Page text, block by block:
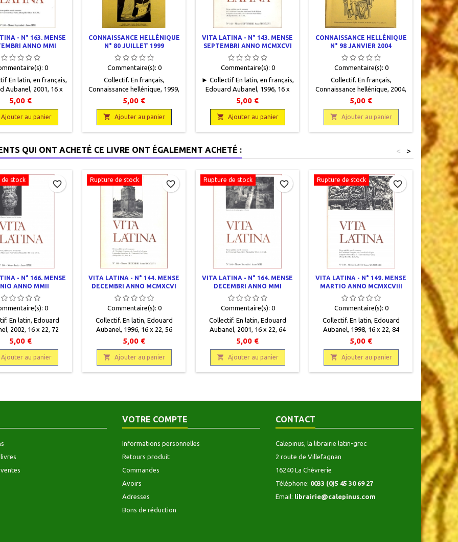
- N° 163. MENSE
ANNO MMI
0
En latin, en français,
Aubanel, 2001, 16 x
56 pages, agrafé,
état.
5,00 €
Ajouter au panier
CONNAISSANCE HELLÉNIQUE
N° 80 JUILLET 1999
Commentaire(s): 0
Collectif. En français,
Connaissance hellénique, 1999,
17 x 24, 80 pages, dos carré
collé, occasion. Bon état.
5,00 €
 Ajouter au panier
VITA LATINA - N° 143. MENSE
SEPTEMBRI ANNO MCMXCVI
Commentaire(s): 0
► Collectif En latin, en français,
Edouard Aubanel, 1996, 16 x
22, 58 pages, agrafé,
occasion.Bon état.
5,00 €
 Ajouter au panier
CONNAISSANCE HELLÉNIQUE
N° 98 JANVIER 2004
Commentaire(s): 0
Collectif. En français,
Connaissance hellénique, 2004,
17 x 24, 80 pages, dos carré
collé, occasion. Bon état.
5,00 €
 Ajouter au panier
N°
17 x
collé,
QUI ONT ACHETÉ CE LIVRE ONT ÉGALEMENT ACHETÉ : >
<
stock
- N° 166. MENSE
ANNO MMII
0
En latin, Edouard
2002, 16 x 22, 72
broché, occasion.
Correct.
5,00 €
Ajouter au panier
favorite_border Rupture de stock
VITA LATINA - N° 144. MENSE
DECEMBRI ANNO MCMXCVI
Commentaire(s): 0
Collectif. En latin, Edouard
Aubanel, 1996, 16 x 22, 56
pages, broché, occasion.
Correct.
5,00 €
 Ajouter au panier
favorite_border Rupture de stock
VITA LATINA - N° 164. MENSE
DECEMBRI ANNO MMI
Commentaire(s): 0
Collectif. En latin, Edouard
Aubanel, 2001, 16 x 22, 64
pages, broché, occasion.
Correct.
5,00 €
 Ajouter au panier
favorite_border Rupture de stock
VITA LATINA - N° 149. MENSE
MARTIO ANNO MCMXCVIII
Commentaire(s): 0
Collectif. En latin, Edouard
Aubanel, 1998, 16 x 22, 84
pages, broché, occasion.
Correct.
5,00 €
 Ajouter au panier
favorite_border Rupture
VITA
VOTRE COMPTE
Informations personnelles
Retours produit
Commandes
Avoirs
Adresses
Bons de réduction
CONTACT
Calepinus, la librairie latin-grec
2 route de Villefagnan
16240 La Chèvrerie
Téléphone: 0033 (0)5 45 30 69 27
Email: librairie@calepinus.com